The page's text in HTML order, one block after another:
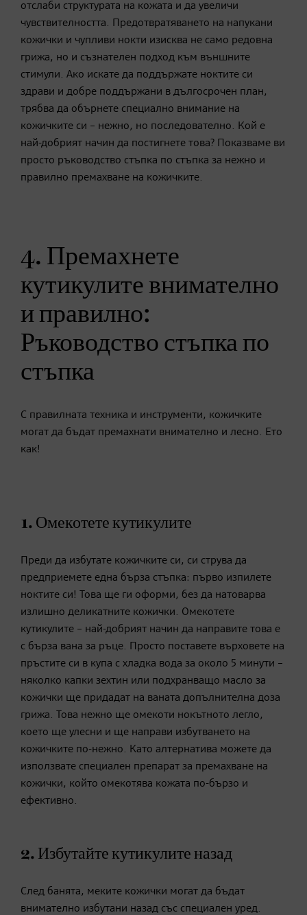
отслаби структурата на кожата и да увеличи
чувствителността. Предотвратяването на напукани
кожички и чупливи нокти изисква не само редовна
грижа, но и съзнателен подход към външните
стимули. Ако искате да поддържате ноктите си
здрави и добре поддържани в дългосрочен план,
трябва да обърнете специално внимание на
кожичките си – нежно, но последователно. Кой е
най-добрият начин да постигнете това? Показваме ви
просто ръководство стъпка по стъпка за нежно и
правилно премахване на кожичките.
4. Премахнете
кутикулите внимателно
и правилно:
Ръководство стъпка по
стъпка
С правилната техника и инструменти, кожичките
могат да бъдат премахнати внимателно и лесно. Ето
как!
1. Омекотете кутикулите
Преди да избутате кожичките си, си струва да
предприемете една бърза стъпка: първо изпилете
ноктите си! Това ще ги оформи, без да натоварва
излишно деликатните кожички. Омекотете
кутикулите – най-добрият начин да направите това е
с бърза вана за ръце. Просто поставете върховете на
пръстите си в купа с хладка вода за около 5 минути –
няколко капки зехтин или подхранващо масло за
кожички ще придадат на ваната допълнителна доза
грижа. Това нежно ще омекоти нокътното легло,
което ще улесни и ще направи избутването на
кожичките по-нежно. Като алтернатива можете да
използвате специален препарат за премахване на
кожички, който омекотява кожата по-бързо и
ефективно.
2. Избутайте кутикулите назад
След банята, меките кожички могат да бъдат
внимателно избутани назад със специален уред.